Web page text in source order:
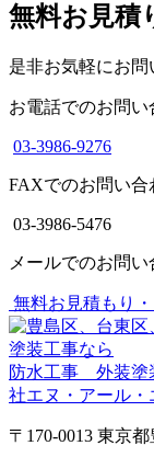
無料お見積
是非お気軽にお問
お電話でのお問い
03-3986-9276
FAXでのお問い合
03-3986-5476
メールでのお問い
無料お見積もり
防水工事 外装
社エヌ・アール・
〒170-0013 東京